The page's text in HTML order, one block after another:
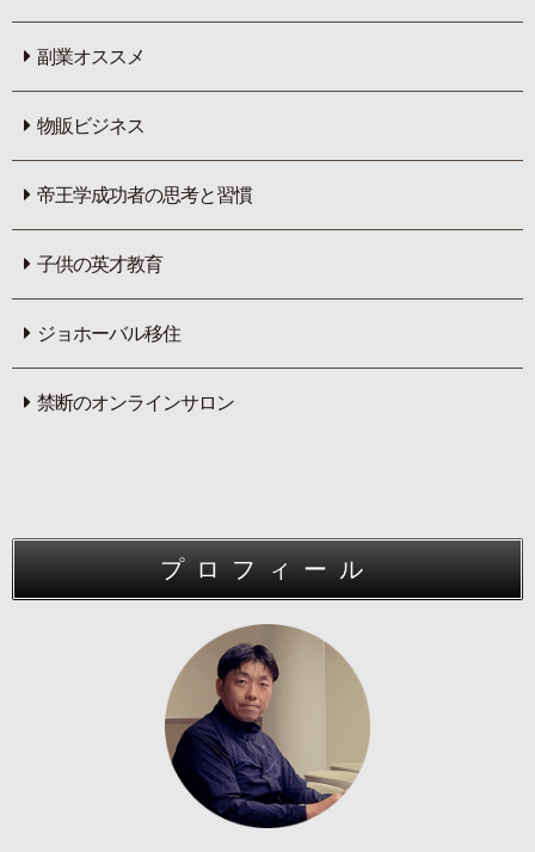
副業オススメ
物販ビジネス
帝王学成功者の思考と習慣
子供の英才教育
ジョホーバル移住
禁断のオンラインサロン
プロフィール